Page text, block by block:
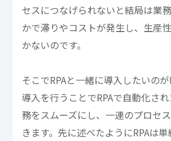
セスにつなげられないと結局は業
かで滞りやコストが発生し、生産
かないのです。
そこでRPAと一緒に導入したいの
導入を行うことでRPAで自動化さ
務をスムーズにし、一連のプロセ
きます。先に述べたようにRPAは